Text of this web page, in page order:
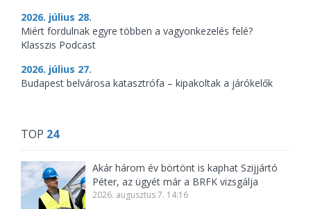
2026. július 28.
Miért fordulnak egyre többen a vagyonkezelés felé?
Klasszis Podcast
2026. július 27.
Budapest belvárosa katasztrófa – kipakoltak a járókelők
TOP 24
Akár három év börtönt is kaphat Szijjártó
Péter, az ügyét már a BRFK vizsgálja
2026. augusztus 7. 14:16